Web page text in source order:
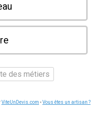
des métiers
ViteUnDevis.com -Vous êtes un artisan ?